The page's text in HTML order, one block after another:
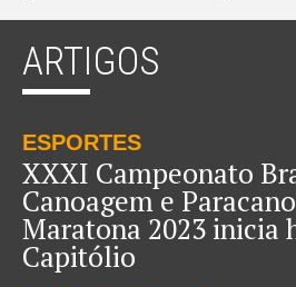
ARTIGOS
ESPORTES
XXXI Campeonato
Canoagem e
Maratona 2023 inicia
Capitólio